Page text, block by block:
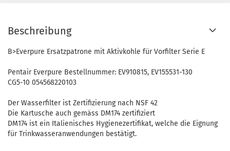
Beschreibung
B>Everpure Ersatzpatrone mit Aktivkohle für Vorfilter Serie E
Pentair Everpure Bestellnummer: EV910815, EV155531-130
CG5-10 054568220103
Der Wasserfilter ist Zertifizierung nach NSF 42
Die Kartusche auch gemäss DM174 zertifiziert
DM174 ist ein Italienisches Hygienezertifikat, welche die Eignung
für Trinkwasseranwendungen bestätigt.